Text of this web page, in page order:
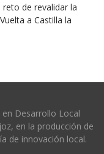
de revalidar la
a Castilla la
en Desarrollo Local
en la producción de
de innovación local.